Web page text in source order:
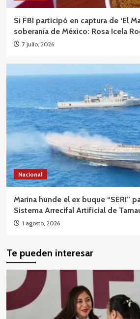
Si FBI participó en captura de ‘El
soberanía de México: Rosa Icela
7 julio, 2026
Nacional
Marina hunde el ex buque “SERI”
Sistema Arrecifal Artificial de
1 agosto, 2026
Te pueden interesar